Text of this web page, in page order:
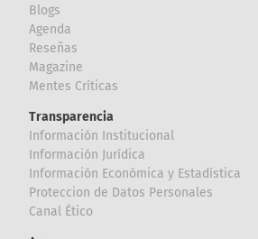
Blogs
Agenda
Reseñas
Magazine
Mentes Críticas
Transparencia
Información Institucional
Información Jurídica
Información Económica y Estadística
Proteccion de Datos Personales
Canal Ético